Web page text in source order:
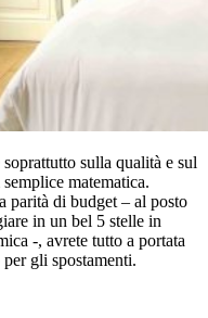
sulla qualità e sul
matematica.
parità di budget – al posto
in un bel 5 stelle in
-, avrete tutto a portata
gli spostamenti.